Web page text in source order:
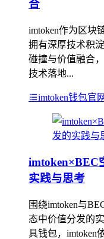
合
imtoken作为区块
拥有深厚技术积
碰撞与价值融合
技术落地...
imtoken钱包官网
imtoken×BEC
实践与思考
围绕imtoken与
态中价值分发的
具钱包，imtoken